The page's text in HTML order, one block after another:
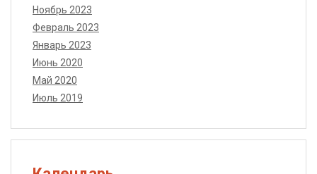
Ноябрь 2023
Февраль 2023
Январь 2023
Июнь 2020
Май 2020
Июль 2019